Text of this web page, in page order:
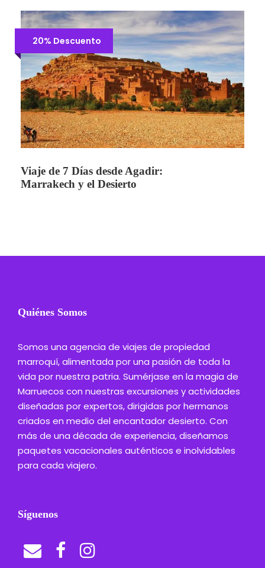
20% Descuento
Viaje de 7 Días desde Agadir:
Marrakech y el Desierto
Quiénes Somos
Somos una agencia de viajes de propiedad
marroquí, alimentada por una pasión de toda la
vida por nuestra patria. Sumérjase en la magia de
Marruecos con nuestras excursiones y actividades
diseñadas por expertos, dirigidas por hermanos
criados en medio del encantador desierto. Con
más de una década de experiencia, diseñamos
paquetes vacacionales auténticos e inolvidables
para cada viajero.
Síguenos